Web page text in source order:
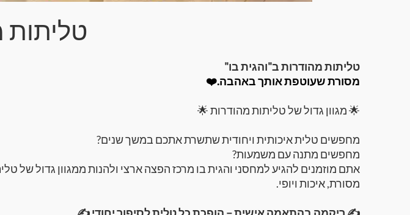
טליתות
טליתות מהודרות ב"והגית בו"
מסורת שעוטפת אותך באהבה.❤️
🌟 מגוון גדול של טליתות מהודרות 🌟
מחפשים טלית איכותית ויחודית שתשרת אתכם במשך שנים?
מחפשים מתנה עם משמעות?
אתם מוזמנים להגיע למחסני והגית בו מרכז הפצה ארצי ולהנות ממגוון גדול
מסורת, איכות ויופי.